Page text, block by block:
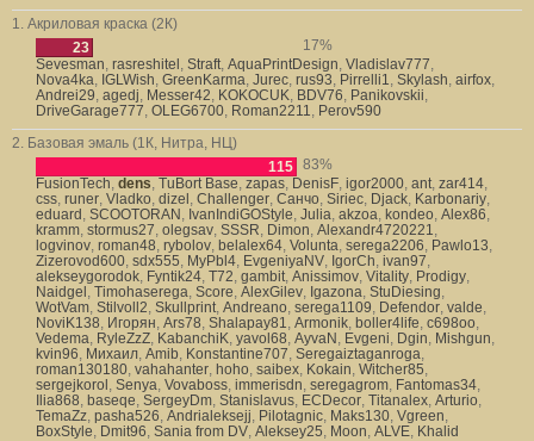
1. Акриловая краска (2К)
23
Sevesman, rasreshitel , Straft, AquaPrintDesign, Vladislav777,
Nova4ka, IGLWish, GreenKarma, Jurec, rus93, Pirrelli1, Skylash, airfox,
Andrei29, agedj, Messer42, KOKOCUK, BDV76, Panikovskii,
DriveGarage777, OLEG6700, Roman2211, Perov590
17%
2. Базовая эмаль (1К, Нитра, НЦ)
115
FusionTech, dens, TuBort Base, zapas, DenisF, igor2000, ant, zar414,
css, runer, Vladko, dizel , Challenger, Санчо, Siriec, Djack, Karbonariy,
eduard , SCOOTORAN , IvanIndiGOStyle, Julia, akzoa, kondeo, Alex86,
kramm, stormus27, olegsav, SSSR, Dimon, Alexandr4720221,
logvinov, roman48, rybolov, belalex64, Volunta, serega2206, Pawlo13,
Zizerovod600, sdx555, MyPbl4, EvgeniyaNV, IgorCh, ivan97,
alekseygorodok, Fyntik24, T72, gambit, Anissimov, Vitality, Prodigy,
Naidgel , Timohaserega, Score, AlexGilev, Igazona, StuDiesing,
WotVam, Stilvoll2, Skullprint, Andreano, serega1109, Defendor, valde,
NoviK138, Игорян, Ars78, Shalapay81, Armonik, boller4life, c698oo,
Vedema, RyleZzZ, KabanchiK, yavol68, AyvaN , Evgeni, Dgin, Mishgun,
kvin96, Михаил, Amib, Konstantine707, Seregaiztaganroga,
roman130180, vahahanter, hoho, saibex, Kokain, Witcher85,
sergejkorol , Senya, Vovaboss, immerisdn, seregagrom, Fantomas34,
Ilia868, baseqe, SergeyDm, Stanislavus, ECDecor, Titanalex, Arturio,
TemaZz, pasha526, Andrialeksejj, Pilotagnic, Maks130, Vgreen,
BoxStyle, Dmit96, Sania from DV, Aleksey25, Moon, ALVE, Khalid
83%